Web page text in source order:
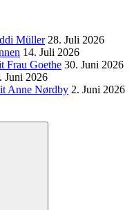
Müller 28. Juli 2026
14. Juli 2026
Frau Goethe 30. Juni 2026
Juni 2026
Anne Nørdby 2. Juni 2026